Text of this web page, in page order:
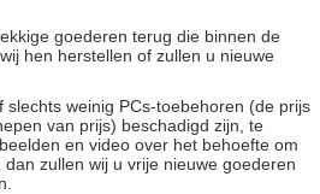
goederen terug die binnen de
hen herstellen of zullen u nieuwe
slechts weinig PCs-toebehoren (de prijs
van prijs) beschadigd zijn, te
en video over het behoefte om
zullen wij u vrije nieuwe goederen